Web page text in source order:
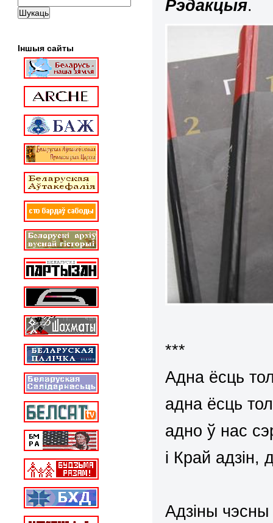
Рэдакцыя.
***
Адна ёсць
адна ёсць
адно ў нас
і Край
Адзіны чэсны
Іншыя сайты